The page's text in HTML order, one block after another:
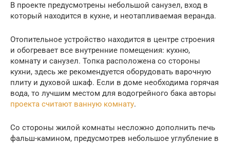
В проекте предусмотрены небольшой санузел, вход в
который находится в кухне, и неотапливаемая веранда.
Отопительное устройство находится в центре строения
и обогревает все внутренние помещения: кухню,
комнату и санузел. Топка расположена со стороны
кухни, здесь же рекомендуется оборудовать варочную
плиту и духовой шкаф. Если в доме необходима горячая
вода, то лучшим местом для водогрейного бака авторы
проекта считают ванную комнату.
Со стороны жилой комнаты несложно дополнить печь
фальш-камином, предусмотрев небольшое углубление в